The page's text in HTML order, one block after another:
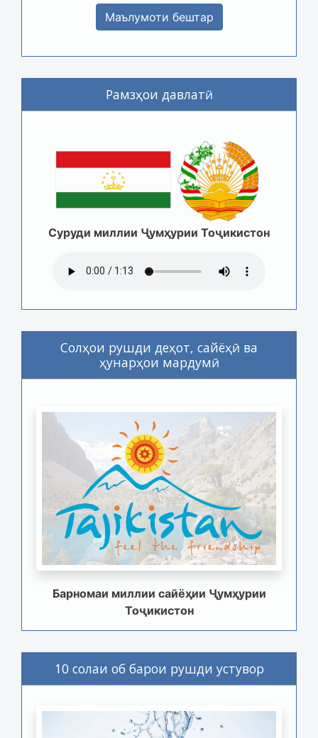
Маълумоти бештар
Рамзҳои давлатӣ
Суруди миллии Ҷумҳурии Тоҷикистон
Солҳои рушди деҳот, сайёҳӣ ва
ҳунарҳои мардумӣ
Барномаи миллии сайёҳии Ҷумҳурии
Тоҷикистон
10 солаи об барои рушди устувор